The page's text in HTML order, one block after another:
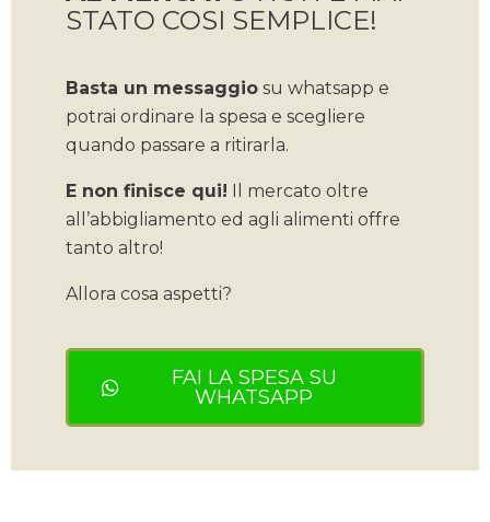
STATO COSI SEMPLICE!
Basta un messaggio su whatsapp e
potrai ordinare la spesa e scegliere
quando passare a ritirarla.
E non finisce qui! Il mercato oltre
all’abbigliamento ed agli alimenti offre
tanto altro!
Allora cosa aspetti?
FAI LA SPESA SU
WHATSAPP